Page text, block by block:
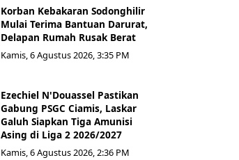
Korban Kebakaran Sodonghilir
Mulai Terima Bantuan Darurat,
Delapan Rumah Rusak Berat
Kamis, 6 Agustus 2026, 3:35 PM
Ezechiel N'Douassel Pastikan
Gabung PSGC Ciamis, Laskar
Galuh Siapkan Tiga Amunisi
Asing di Liga 2 2026/2027
Kamis, 6 Agustus 2026, 2:36 PM